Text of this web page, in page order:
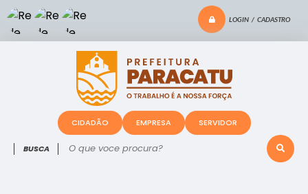
LOGIN / CADASTRO
O que voce procura?
CIDADÃO EMPRESA SERVIDOR